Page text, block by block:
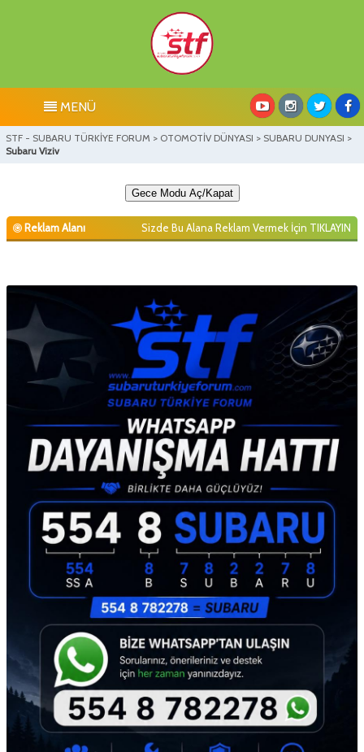
MENÜ
STF - SUBARU TÜRKİYE FORUM > OTOMOTİV DÜNYASI > SUBARU DUNYASI >
Subaru Viziv
Gece Modu Aç/Kapat
Reklam Alanı Sizde Bu Alana Reklam Vermek İçin TIKLAYIN